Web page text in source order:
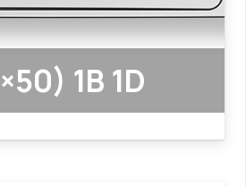
1B 1D